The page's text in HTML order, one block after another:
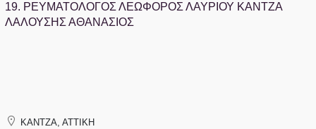
19. ΡΕΥΜΑΤΟΛΟΓΟΣ ΛΕΩΦΟΡΟΣ ΛΑΥΡΙΟΥ ΚΑΝΤΖΑ
ΛΑΛΟΥΣΗΣ ΑΘΑΝΑΣΙΟΣ
ΚΑΝΤΖΑ, ΑΤΤΙΚΗ